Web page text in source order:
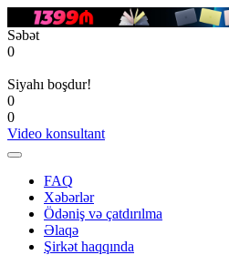
Səbət
0
Siyahı boşdur!
0
0
Video konsultant
FAQ
Xəbərlər
Ödəniş və çatdırılma
Əlaqə
Şirkət haqqında